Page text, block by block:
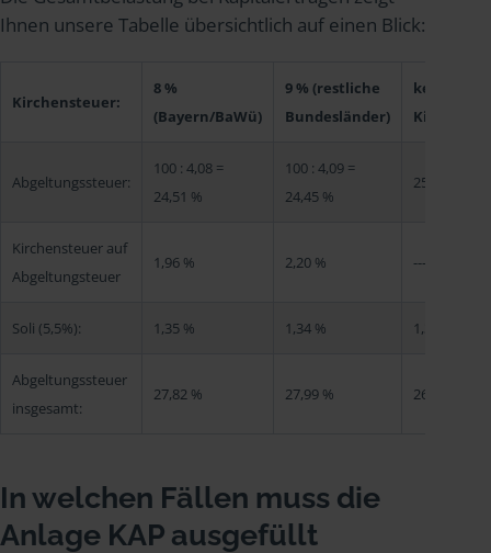
Ihnen unsere Tabelle übersichtlich auf einen Blick:
Kirchensteuer:
8 %
(Bayern/BaWü)
9 % (restliche
Bundesländer)
keine
Abgeltungssteuer:
100 : 4,08 =
24,51 %
100 : 4,09 =
24,45 %
25 %
Kirchensteuer auf
Abgeltungsteuer
1,96 % 2,20 % ---
Soli (5,5%): 1,35 % 1,34 % 1,38 %
Abgeltungssteuer
insgesamt:
27,82 % 27,99 % 26,38 %
In welchen Fällen muss die
Anlage KAP ausgefüllt